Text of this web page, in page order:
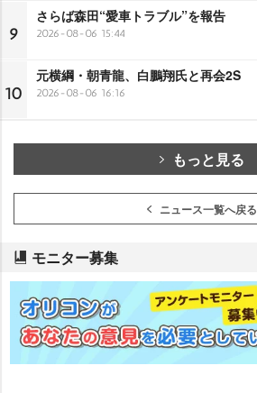
9
さらば森田“愛車トラブル”を報告
2026-08-06 15:44
10
元横綱・朝青龍、白鵬翔氏と再会2S
2026-08-06 16:16
もっと見る
ニュース一覧へ戻る
モニター募集